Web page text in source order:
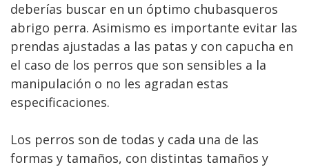
deberías buscar en un óptimo chubasqueros
abrigo perra. Asimismo es importante evitar las
prendas ajustadas a las patas y con capucha en
el caso de los perros que son sensibles a la
manipulación o no les agradan estas
especificaciones.
Los perros son de todas y cada una de las
formas y tamaños, con distintas tamaños y